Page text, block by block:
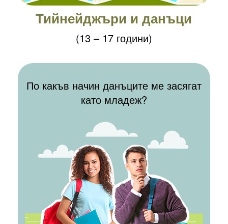
Тийнейджъри и данъци
(13 – 17 години)
По какъв начин данъците ме засягат
като младеж?